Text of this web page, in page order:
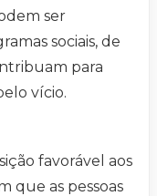
ser
sociais, de
para
vício.
favorável aos
que as pessoas